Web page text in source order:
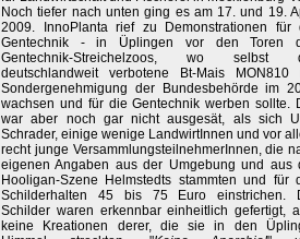
Noch tiefer nach unten ging es am 17. und 19.
2009. InnoPlanta rief zu Demonstrationen für
Gentechnik - in Üplingen vor den Toren
Gentechnik-Streichelzoos, wo selbst
deutschlandweit verbotene Bt-Mais MON810
Sondergenehmigung der Bundesbehörde im
wachsen und für die Gentechnik werben sollte.
war aber noch gar nicht ausgesät, als sich
Schrader, einige wenige LandwirtInnen und vor
recht junge VersammlungsteilnehmerInnen, die
eigenen Angaben aus der Umgebung und aus
Hooligan-Szene Helmstedts stammten und für
Schilderhalten 45 bis 75 Euro einstrichen.
Schilder waren erkennbar einheitlich gefertigt,
keine Kreationen derer, die sie in den